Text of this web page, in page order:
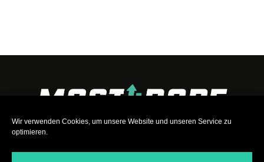
Wir verwenden Cookies, um unsere Website und unseren Service zu
optimieren.